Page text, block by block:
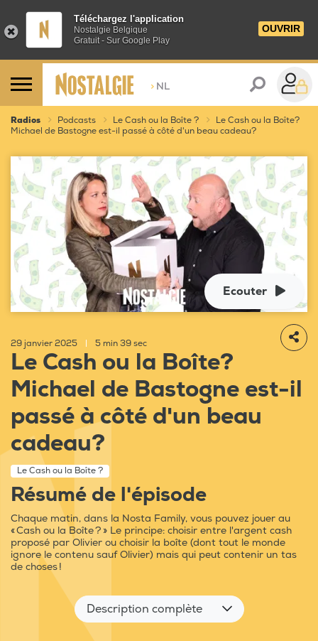
Téléchargez l'application
Nostalgie Belgique
Gratuit - Sur Google Play
OUVRIR
> NL
Radios Podcasts Le Cash ou la Boîte ?
Le Cash ou la Boîte?
Michael de Bastogne est-il passé à côté d'un beau cadeau?
Ecouter
29 janvier 2025 5 min 39 sec
Le Cash ou la Boîte?
Michael de Bastogne est-il
passé à côté d'un beau
cadeau?
Le Cash ou la Boîte ?
Résumé de l'épisode
Chaque matin, dans la Nosta Family, vous pouvez jouer au
« Cash ou la Boîte ? » Le principe: choisir entre l'argent cash
proposé par Olivier ou choisir la boîte (dont tout le monde
ignore le contenu sauf Olivier) mais qui peut contenir un tas
de choses !
Description complète